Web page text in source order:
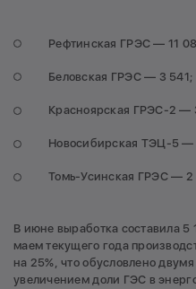
Рефтинская ГРЭС — 11
Беловская ГРЭС — 3 541;
Красноярская ГРЭС-2 —
Новосибирская ТЭЦ-5 —
Томь-Усинская ГРЭС — 2
В июне выработка составила
маем текущего года
на 25%, что обусловлено
увеличением доли ГЭС в